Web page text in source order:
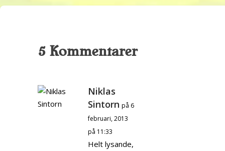
5 Kommentarer
Niklas
Sintorn på 6
februari, 2013
på 11:33
Helt lysande,